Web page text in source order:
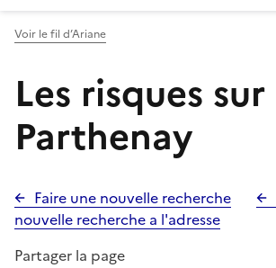
Voir le fil d’Ariane
Les risques sur
Parthenay
Faire une nouvelle recherche
nouvelle recherche a l'adresse
Partager la page